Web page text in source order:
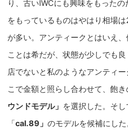
り、古いIWCにも興味をもった
をもっているものはやはり相場
が多い。アンティークとはいえ
ことは希だが、状態が少しでも
店でないと私のようなアンティ
こで金額と照らし合わせて、飽
ウンドモデル」 を選択した。そ
「cal.89」 のモデルを候補にし